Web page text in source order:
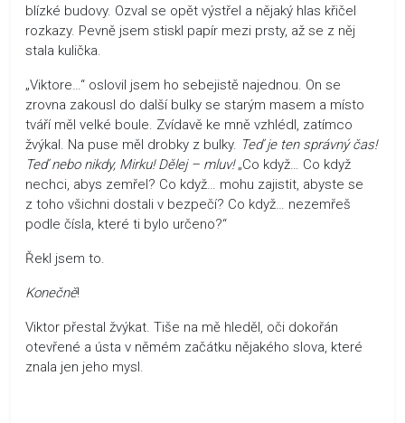
blízké budovy. Ozval se opět výstřel a nějaký hlas křičel
rozkazy. Pevně jsem stiskl papír mezi prsty, až se z něj
stala kulička.
„Viktore…“ oslovil jsem ho sebejistě najednou. On se
zrovna zakousl do další bulky se starým masem a místo
tváří měl velké boule. Zvídavě ke mně vzhlédl, zatímco
žvýkal. Na puse měl drobky z bulky. Teď je ten správný čas!
Teď nebo nikdy, Mirku! Dělej – mluv!„Co když… Co když
nechci, abys zemřel? Co když… mohu zajistit, abyste se
z toho všichni dostali v bezpečí? Co když… nezemřeš
podle čísla, které ti bylo určeno?“
Řekl jsem to.
Konečně!
Viktor přestal žvýkat. Tiše na mě hleděl, oči dokořán
otevřené a ústa v němém začátku nějakého slova, které
znala jen jeho mysl.